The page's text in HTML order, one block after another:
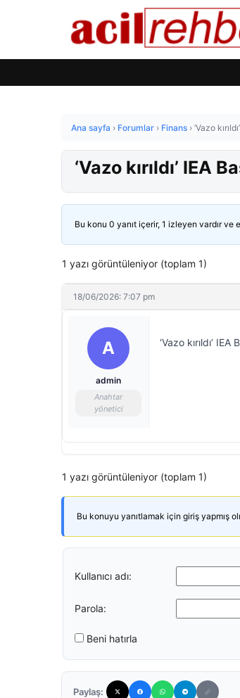
Ana sayfa › Forumlar › Finans › ‘Vazo
‘Vazo kırıldı’
Bu konu 0 yanıt içerir, 1 izleyen vardır ve
1 yazı görüntüleniyor (toplam 1)
18/06/2026: 7:07 pm
A
admin
Anahtar
yönetici
‘Vazo kırıldı’
1 yazı görüntüleniyor (toplam 1)
Bu konuyu yanıtlamak için giriş yapmış
Kullanıcı adı:
Parola:
Beni hatırla
Paylaş: